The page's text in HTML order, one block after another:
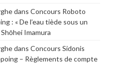
dans Concours Roboto
: « De l’eau tiède sous un
Imamura
dans Concours Sidonis
– Règlements de compte